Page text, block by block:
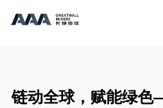
链动全球，赋能绿